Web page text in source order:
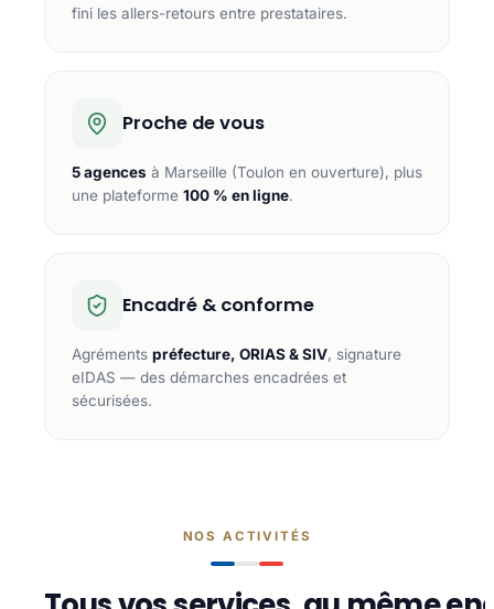
fini les allers-retours entre prestataires.
Proche de vous
5 agences à Marseille (Toulon en ouverture), plus
une plateforme 100 % en ligne.
Encadré & conforme
Agréments préfecture, ORIAS & SIV, signature
eIDAS — des démarches encadrées et
sécurisées.
NOS ACTIVITÉS